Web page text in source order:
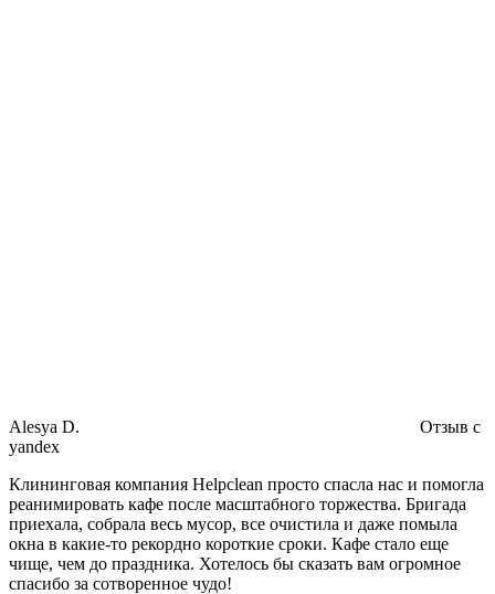
Alesya D.
Отзыв с
yandex
Клининговая компания Helpclean просто спасла нас и помогла
реанимировать кафе после масштабного торжества. Бригада
приехала, собрала весь мусор, все очистила и даже помыла
окна в какие-то рекордно короткие сроки. Кафе стало еще
чище, чем до праздника. Хотелось бы сказать вам огромное
спасибо за сотворенное чудо!